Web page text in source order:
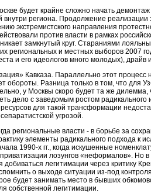
будет крайне сложно начать
региона. Продолжение
экстремистского направления
против власти в рамках
замкнутый круг. Стараниями
региональных и местных выборов 2007
и его идеологов много молодых),
Кавказа. Параллельно этот
обороты. Разница только в том, что для
у Москвы скоро будет та же
дело с заведомым ростом
для такой трансформации
угрозой.
региональные власти - в борьбе за
элементы радикального подхода к
1990-х гг., когда искушенные
лозунгов «неформалов». Но
легитимации через критику
о выходе ситуации из-под
будет занимать место в бывших
собственной легитимации.